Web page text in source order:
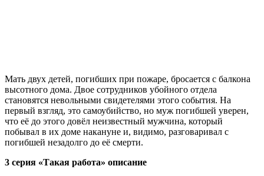
Мать двух детей, погибших при пожаре, бросается с балкона
высотного дома. Двое сотрудников убойного отдела
становятся невольными свидетелями этого события. На
первый взгляд, это самоубийство, но муж погибшей уверен,
что её до этого довёл неизвестный мужчина, который
побывал в их доме накануне и, видимо, разговаривал с
погибшей незадолго до её смерти.
3 серия «Такая работа» описание